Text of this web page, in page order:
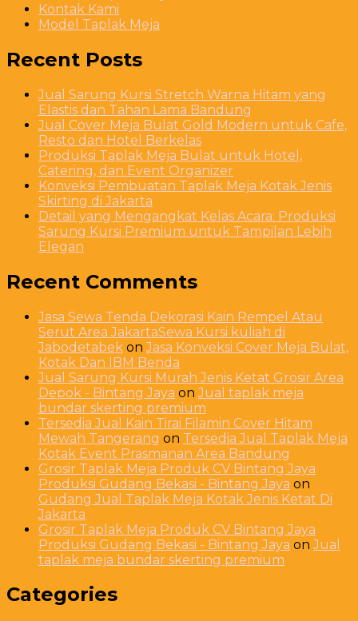
Kontak Kami
Model Taplak Meja
Recent Posts
Jual Sarung Kursi Stretch Warna Hitam yang
Elastis dan Tahan Lama Bandung
Jual Cover Meja Bulat Gold Modern untuk Cafe,
Resto dan Hotel Berkelas
Produksi Taplak Meja Bulat untuk Hotel,
Catering, dan Event Organizer
Konveksi Pembuatan Taplak Meja Kotak Jenis
Skirting di Jakarta
Detail yang Mengangkat Kelas Acara: Produksi
Sarung Kursi Premium untuk Tampilan Lebih
Elegan
Recent Comments
Jasa Sewa Tenda Dekorasi Kain Rempel Atau
Serut Area JakartaSewa Kursi kuliah di
Jabodetabek onJasa Konveksi Cover Meja Bulat,
Kotak Dan IBM Benda
Jual Sarung Kursi Murah Jenis Ketat Grosir Area
Depok - Bintang Jaya onJual taplak meja
bundar skerting premium
Tersedia Jual Kain Tirai Filamin Cover Hitam
Mewah Tangerang on Tersedia Jual Taplak Meja
Kotak Event Prasmanan Area Bandung
Grosir Taplak Meja Produk CV Bintang Jaya
Produksi Gudang Bekasi - Bintang Jaya on
Gudang Jual Taplak Meja Kotak Jenis Ketat Di
Jakarta
Grosir Taplak Meja Produk CV Bintang Jaya
Produksi Gudang Bekasi - Bintang Jaya onJual
taplak meja bundar skerting premium
Categories